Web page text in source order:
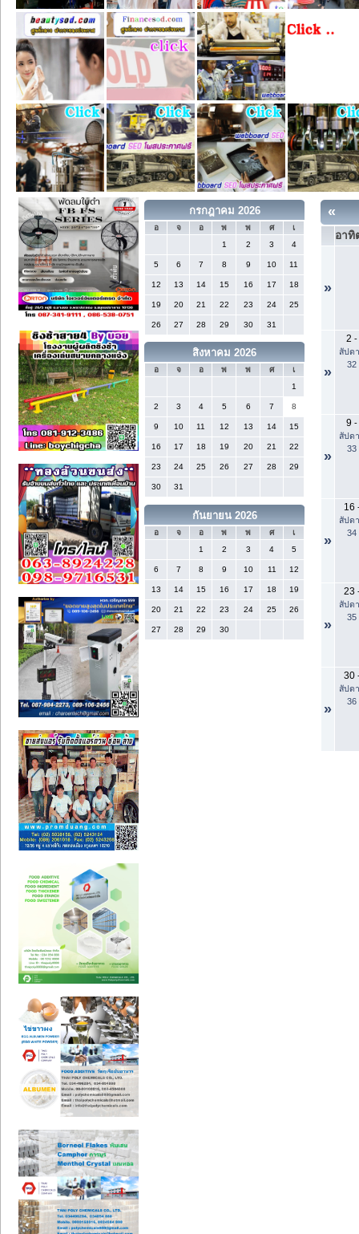
กรกฎาคม 2026
อ จ อ พ พ ศ
เ
1
2 3 4
5 6 7 8 9 10 11
12 13 14 15 16 17 18
19 20 21 22 23 24 25
26 27 28 29 30 31
สิงหาคม 2026
อ จ อ พ พ ศ
เ
1
2 3 4 5 6 7 8
9 10 11 12 13 14 15
16 17 18 19 20 21 22
23 24 25 26 27 28 29
30 31
กันยายน 2026
อ จ อ พ พ ศ
เ
1
2 3 4 5
6 7 8 9 10 11 12
13 14 15 16 17 18 19
20 21 22 23 24 25 26
27 28 29 30
«
อาทิ
»
»
2 -
สัปด
32
»
9 -
สัปด
33
»
16
สัปด
34
»
23
สัปด
35
»
30
สัปด
36